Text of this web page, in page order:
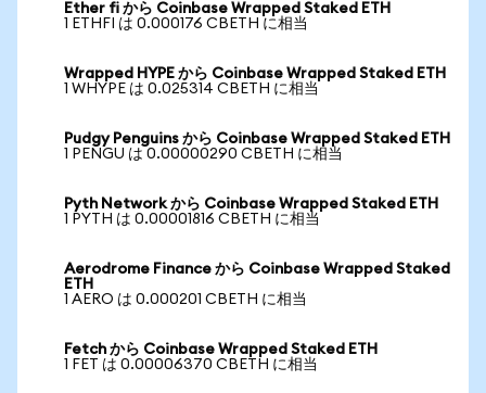
Ether fi から Coinbase Wrapped Staked ETH
1 ETHFI は 0.000176 CBETH に相当
Wrapped HYPE から Coinbase Wrapped Staked ETH
1 WHYPE は 0.025314 CBETH に相当
Pudgy Penguins から Coinbase Wrapped Staked ETH
1 PENGU は 0.00000290 CBETH に相当
Pyth Network から Coinbase Wrapped Staked ETH
1 PYTH は 0.00001816 CBETH に相当
Aerodrome Finance から Coinbase Wrapped Staked
ETH
1 AERO は 0.000201 CBETH に相当
Fetch から Coinbase Wrapped Staked ETH
1 FET は 0.00006370 CBETH に相当